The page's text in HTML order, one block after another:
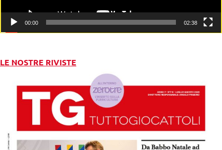
00:00 02:38
LE NOSTRE RIVISTE